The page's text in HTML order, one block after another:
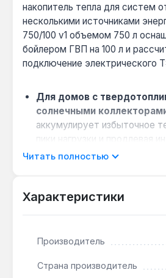
накопитель тепла для систем
несколькими источниками
750/100 v1 объемом 750 л
бойлером ГВП на 100 л и
подключение электрического
Для домов с
солнечными
аккумулирует избыточное
пики нагрузки и продлевая
загрузками топлива до 8–12
1/2" позволяют
Совместимость с
температуру обратки,
Читать полностью
Характеристики
Производитель
Страна производитель